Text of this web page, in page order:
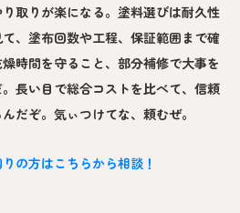
取りが楽になる。塗料選びは耐久性
、塗布回数や工程、保証範囲まで確
時間を守ること、部分補修で大事を
長い目で総合コストを比べて、信頼
だぞ。気ぃつけてな、頼むぜ。
の方はこちらから相談！